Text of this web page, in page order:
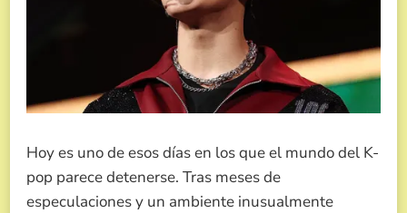
Hoy es uno de esos días en los que el mundo del K-
pop parece detenerse. Tras meses de
especulaciones y un ambiente inusualmente